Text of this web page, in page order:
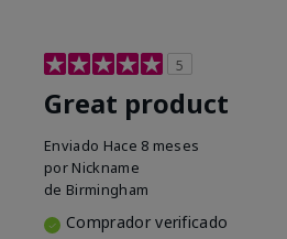
5
Great product
Enviado Hace 8 meses
por Nickname
de Birmingham
Comprador verificado